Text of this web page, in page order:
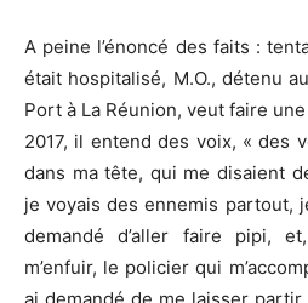
A peine l’énoncé des faits :
était hospitalisé, M.O., détenu
Port à La Réunion, veut faire
2017, il entend des voix, « des
dans ma tête, qui me disaient
je voyais des ennemis partout,
demandé d’aller faire pipi,
m’enfuir, le policier qui